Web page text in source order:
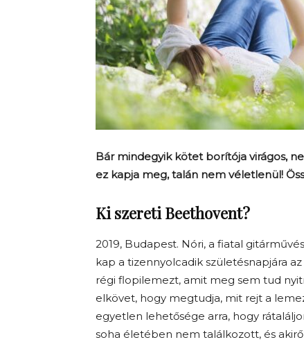
Bár mindegyik kötet borítója virágos,
ez kapja meg, talán nem véletlenül!
Ki szereti Beethovent?
2019, Budapest. Nóri, a fiatal
kap a tizennyolcadik születésnapjára
régi flopilemezt, amit meg sem tud
elkövet, hogy megtudja, mit rejt a
egyetlen lehetősége arra, hogy
soha életében nem találkozott, és